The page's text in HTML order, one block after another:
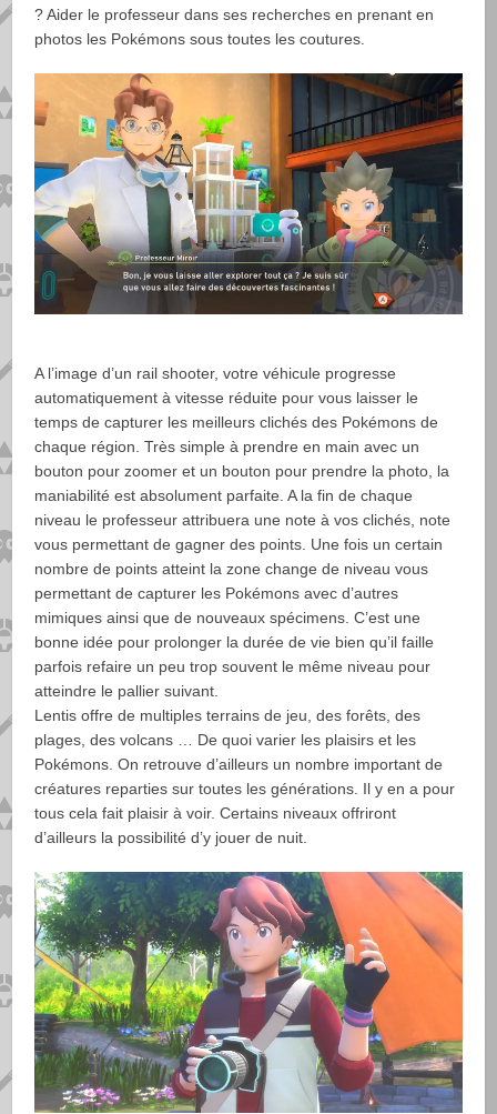
? Aider le professeur dans ses recherches en prenant en
photos les Pokémons sous toutes les coutures.
A l’image d’un rail shooter, votre véhicule progresse
automatiquement à vitesse réduite pour vous laisser le
temps de capturer les meilleurs clichés des Pokémons de
chaque région. Très simple à prendre en main avec un
bouton pour zoomer et un bouton pour prendre la photo, la
maniabilité est absolument parfaite. A la fin de chaque
niveau le professeur attribuera une note à vos clichés, note
vous permettant de gagner des points. Une fois un certain
nombre de points atteint la zone change de niveau vous
permettant de capturer les Pokémons avec d’autres
mimiques ainsi que de nouveaux spécimens. C’est une
bonne idée pour prolonger la durée de vie bien qu’il faille
parfois refaire un peu trop souvent le même niveau pour
atteindre le pallier suivant.
Lentis offre de multiples terrains de jeu, des forêts, des
plages, des volcans … De quoi varier les plaisirs et les
Pokémons. On retrouve d’ailleurs un nombre important de
créatures reparties sur toutes les générations. Il y en a pour
tous cela fait plaisir à voir. Certains niveaux offriront
d’ailleurs la possibilité d’y jouer de nuit.